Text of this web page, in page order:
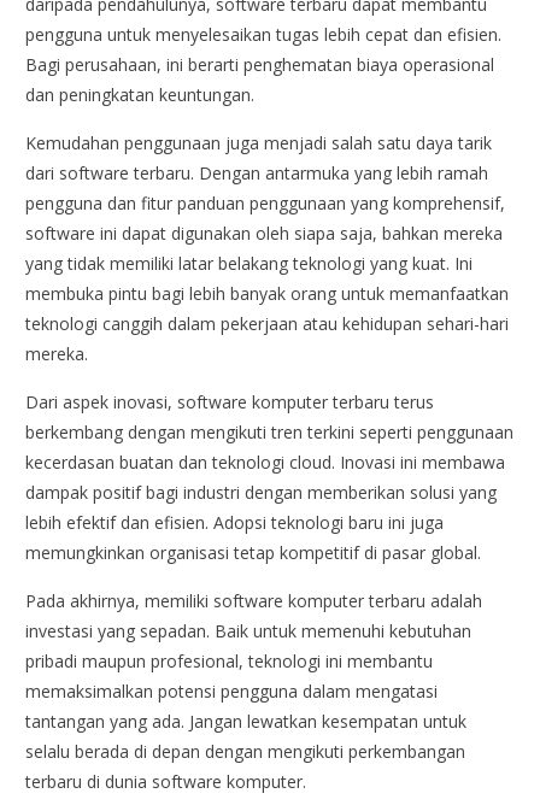
pengguna untuk menyelesaikan tugas lebih cepat dan efisien.
Bagi perusahaan, ini berarti penghematan biaya operasional
dan peningkatan keuntungan.
Kemudahan penggunaan juga menjadi salah satu daya tarik
dari software terbaru. Dengan antarmuka yang lebih ramah
pengguna dan fitur panduan penggunaan yang komprehensif,
software ini dapat digunakan oleh siapa saja, bahkan mereka
yang tidak memiliki latar belakang teknologi yang kuat. Ini
membuka pintu bagi lebih banyak orang untuk memanfaatkan
teknologi canggih dalam pekerjaan atau kehidupan sehari-hari
mereka.
Dari aspek inovasi, software komputer terbaru terus
berkembang dengan mengikuti tren terkini seperti penggunaan
kecerdasan buatan dan teknologi cloud. Inovasi ini membawa
dampak positif bagi industri dengan memberikan solusi yang
lebih efektif dan efisien. Adopsi teknologi baru ini juga
memungkinkan organisasi tetap kompetitif di pasar global.
Pada akhirnya, memiliki software komputer terbaru adalah
investasi yang sepadan. Baik untuk memenuhi kebutuhan
pribadi maupun profesional, teknologi ini membantu
memaksimalkan potensi pengguna dalam mengatasi
tantangan yang ada. Jangan lewatkan kesempatan untuk
selalu berada di depan dengan mengikuti perkembangan
terbaru di dunia software komputer.